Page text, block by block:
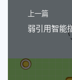
上一篇
弱引用智能